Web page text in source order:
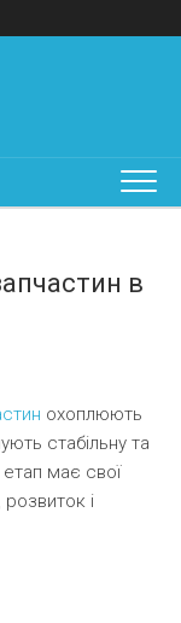
в
охоплюють
стабільну та
має свої
і